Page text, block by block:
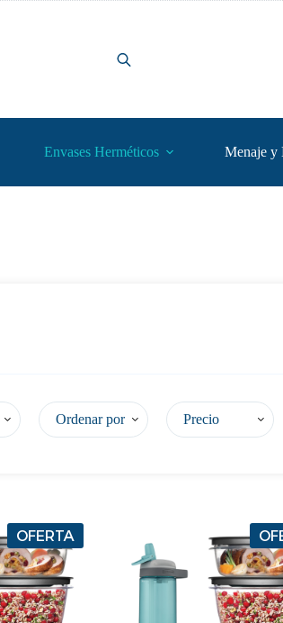
Envases Herméticos Menaje y
Ordenar por Precio
OFERTA